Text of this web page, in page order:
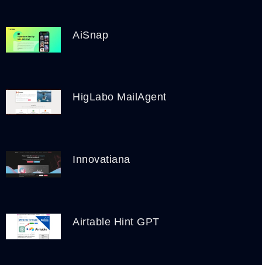
AiSnap
HigLabo MailAgent
Innovatiana
Airtable Hint GPT